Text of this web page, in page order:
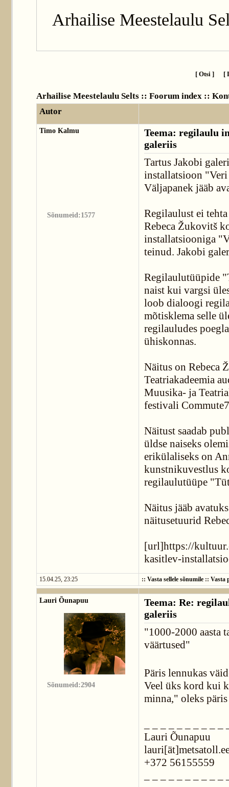
Arhailise Meestelaulu
[ Otsi ] [
Arhailise Meestelaulu Selts :: Foorum index ::
Autor
Timo Kalmu
Sõnumeid:1577
Teema: regilaulu
galeriis
Tartus Jakobi
installatsioon "Veri
Väljapanek jääb
Regilaulust ei
Rebeca Žukovitš
installatsiooniga
teinud. Jakobi
Regilaulutüüpide
naist kui vargsi
loob dialoogi
mõtisklema selle
regilauludes
ühiskonnas.
Näitus on Rebeca
Teatriakadeemia
Muusika- ja
festivali
Näitust saadab
üldse naiseks
erikülaliseks on
kunstnikuvestlus
regilaulutüüpe
Näitus jääb
näitusetuurid
[url]https://
kasitlev-
15.04.25, 23:25 :: Vasta sellele sõnumile:: Vasta
Lauri Õunapuu
Sõnumeid:2904
Teema: Re:
galeriis
"1000-2000 aasta
väärtused"
Päris lennukas
Veel üks kord kui
minna," oleks
Lauri Õunapuu
+372 56155559